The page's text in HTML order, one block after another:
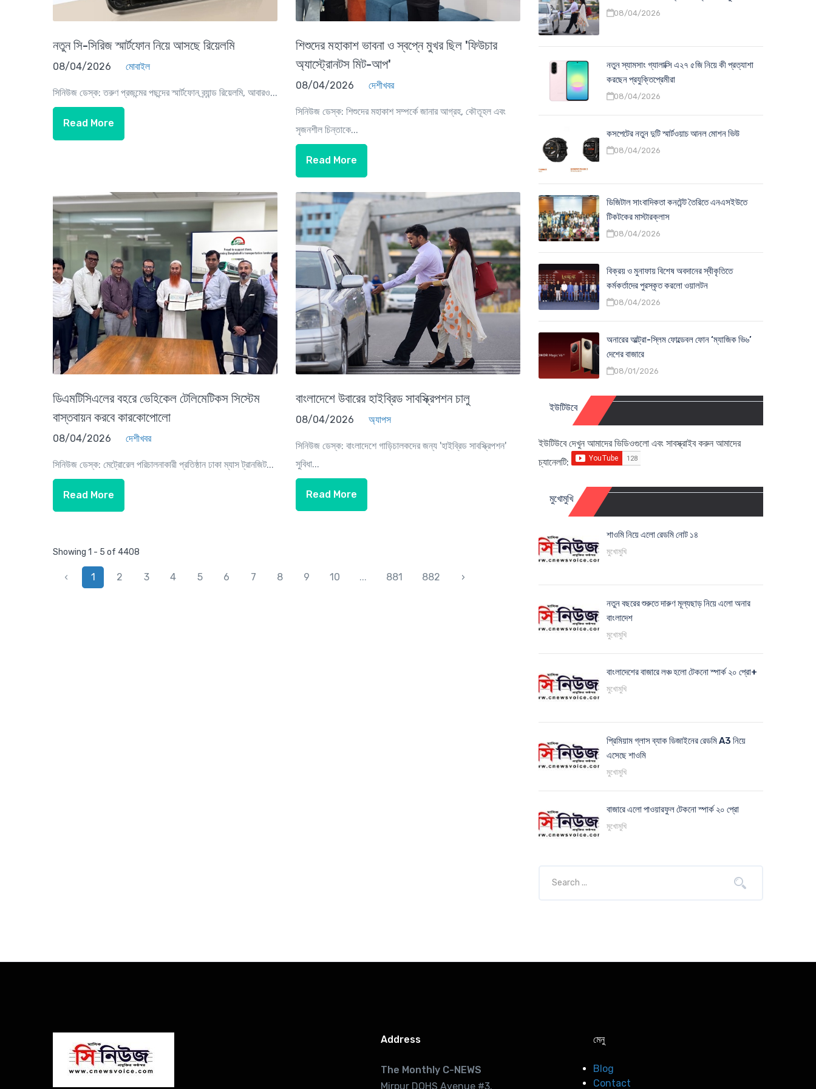
নতুন সি-সিরিজ স্মার্টফোন নিয়ে আসছে রিয়েলমি
08/04/2026 মোবাইল
সিনিউজ ডেস্ক: তরুণ প্রজন্মের পছন্দের স্মার্টফোন ব্র্যান্ড রিয়েলমি, আবারও...
Read More
শিশুদের মহাকাশ ভাবনা ও স্বপ্নে মুখর ছিল 'ফিউচার
অ্যাস্ট্রোনটস মিট-আপ'
08/04/2026 দেশীখবর
সিনিউজ ডেস্ক: শিশুদের মহাকাশ সম্পর্কে জানার আগ্রহ, কৌতূহল এবং
সৃজনশীল চিন্তাকে...
Read More
ডিএমটিসিএলের বহরে ভেহিকেল টেলিমেটিকস সিস্টেম
বাস্তবায়ন করবে কারকোপোলো
08/04/2026 দেশীখবর
সিনিউজ ডেস্ক: মেট্রোরেল পরিচালনাকারী প্রতিষ্ঠান ঢাকা ম্যাস ট্রানজিট...
Read More
বাংলাদেশে উবারের হাইব্রিড সাবস্ক্রিপশন চালু
08/04/2026 অ্যাপস
সিনিউজ ডেস্ক: বাংলাদেশে গাড়িচালকদের জন্য 'হাইব্রিড সাবস্ক্রিপশন'
সুবিধা...
Read More
Showing 1 - 5 of 4408
‹ 1 2 3 4 5 6 7 8 9 10 ... 881 882 ›
08/04/2026
নতুন স্যামসাং গ্যালাক্সি এ২৭ ৫জি নিয়ে কী প্রত্যাশা
করছেন প্রযুক্তিপ্রেমীরা
08/04/2026
কসপেটের নতুন দুটি স্মার্টওয়াচ আনল মোশন ভিউ
08/04/2026
ডিজিটাল সাংবাদিকতা কনটেন্ট তৈরিতে এনএসইউতে
টিকটকের মাস্টারক্লাস
08/04/2026
বিক্রয় ও মুনাফায় বিশেষ অবদানের স্বীকৃতিতে
কর্মকর্তাদের পুরস্কৃত করলো ওয়ালটন
08/04/2026
অনারের আল্ট্রা-স্লিম ফোল্ডেবল ফোন ‘ম্যাজিক ভি৬’
দেশের বাজারে
08/01/2026
ইউটিউবে
ইউটিউবে দেখুন আমাদের ভিডিওগুলো এবং সাবস্ক্রাইব করুন আমাদের
চ্যানেলটি:
মুখোমুখি
শাওমি নিয়ে এলো রেডমি নোট ১৪
মুখোমুখি
নতুন বছরের শুরুতে দারুণ মূল্যছাড় নিয়ে এলো অনার
বাংলাদেশ
মুখোমুখি
বাংলাদেশের বাজারে লঞ্চ হলো টেকনো স্পার্ক ২০ প্রো+
মুখোমুখি
প্রিমিয়াম গ্লাস ব্যাক ডিজাইনের রেডমি A3 নিয়ে
এসেছে শাওমি
মুখোমুখি
বাজারে এলো পাওয়ারফুল টেকনো স্পার্ক ২০ প্রো
মুখোমুখি
Address
The Monthly C-NEWS
Mirpur DOHS Avenue #3.
মেনু
Blog
Contact